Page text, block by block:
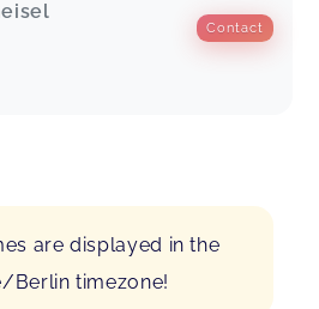
Contact
are displayed in the
Berlin timezone!